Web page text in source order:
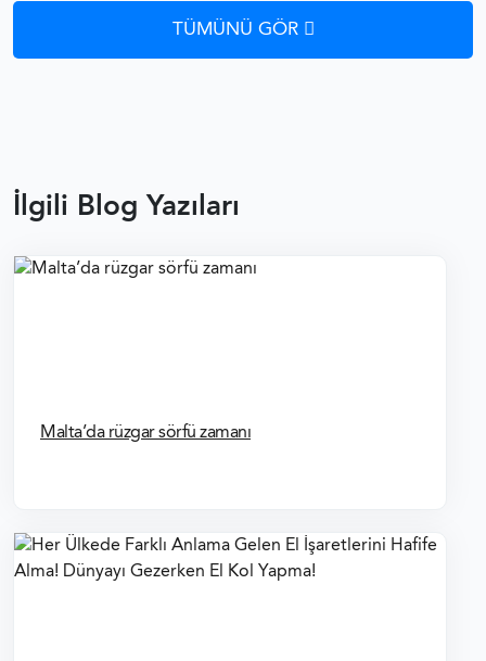
SCHENGEN VIZESI FOTOĞRAF ÖZELLIKLERI
TÜMÜNÜ GÖR
İlgili Blog Yazıları
Malta’da rüzgar sörfü zamanı